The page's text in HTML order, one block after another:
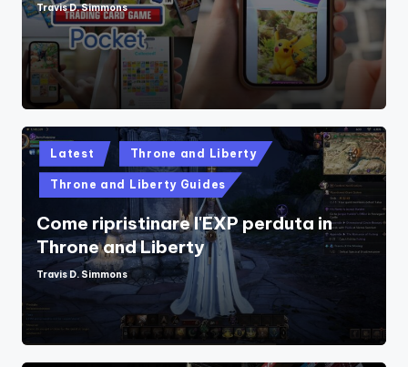
Posted
by
Travis D. Simmons
Posted
in
Latest Throne and Liberty
Throne and Liberty Guides
Come ripristinare l'EXP perduta in
Throne and Liberty
Posted
Travis D. Simmons